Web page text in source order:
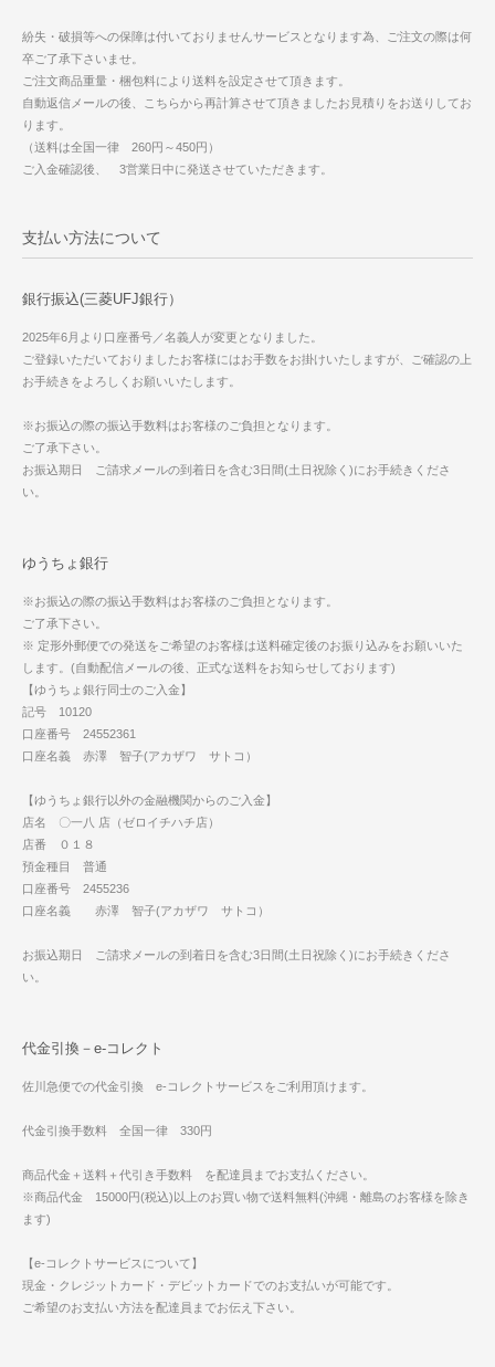
紛失・破損等への保障は付いておりませんサービスとなります為、ご注文の際は何
卒ご了承下さいませ。
ご注文商品重量・梱包料により送料を設定させて頂きます。
自動返信メールの後、こちらから再計算させて頂きましたお見積りをお送りしてお
ります。
（送料は全国一律 260円～450円）
ご入金確認後、 3営業日中に発送させていただきます。
支払い方法について
銀行振込(三菱UFJ銀行）
2025年6月より口座番号／名義人が変更となりました。
ご登録いただいておりましたお客様にはお手数をお掛けいたしますが、ご確認の上
お手続きをよろしくお願いいたします。
※お振込の際の振込手数料はお客様のご負担となります。
ご了承下さい。
お振込期日 ご請求メールの到着日を含む3日間(土日祝除く)にお手続きくださ
い。
ゆうちょ銀行
※お振込の際の振込手数料はお客様のご負担となります。
ご了承下さい。
※ 定形外郵便での発送をご希望のお客様は送料確定後のお振り込みをお願いいた
します。(自動配信メールの後、正式な送料をお知らせしております)
【ゆうちょ銀行同士のご入金】
記号 10120
口座番号 24552361
口座名義 赤澤 智子(アカザワ サトコ）
【ゆうちょ銀行以外の金融機関からのご入金】
店名 〇一八 店（ゼロイチハチ店）
店番 ０１８
預金種目 普通
口座番号 2455236
口座名義 赤澤 智子(アカザワ サトコ）
お振込期日 ご請求メールの到着日を含む3日間(土日祝除く)にお手続きくださ
い。
代金引換－e-コレクト
佐川急便での代金引換 e-コレクトサービスをご利用頂けます。
代金引換手数料 全国一律 330円
商品代金＋送料＋代引き手数料 を配達員までお支払ください。
※商品代金 15000円(税込)以上のお買い物で送料無料(沖縄・離島のお客様を除き
ます)
【e-コレクトサービスについて】
現金・クレジットカード・デビットカードでのお支払いが可能です。
ご希望のお支払い方法を配達員までお伝え下さい。